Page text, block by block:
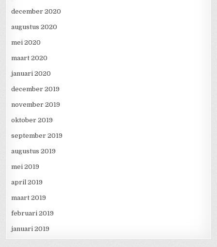
december 2020
augustus 2020
mei 2020
maart 2020
januari 2020
december 2019
november 2019
oktober 2019
september 2019
augustus 2019
mei 2019
april 2019
maart 2019
februari 2019
januari 2019